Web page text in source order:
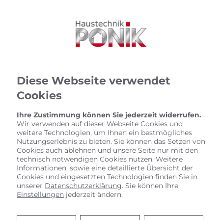
Diese Webseite verwendet
Cookies
Ihre Zustimmung können Sie jederzeit widerrufen.
Wir verwenden auf dieser Webseite Cookies und
weitere Technologien, um Ihnen ein bestmögliches
Nutzungserlebnis zu bieten. Sie können das Setzen von
Cookies auch ablehnen und unsere Seite nur mit den
technisch notwendigen Cookies nutzen. Weitere
Informationen, sowie eine detaillierte Übersicht der
Cookies und eingesetzten Technologien finden Sie in
unserer Datenschutzerklärung. Sie können Ihre
Einstellungen jederzeit ändern.